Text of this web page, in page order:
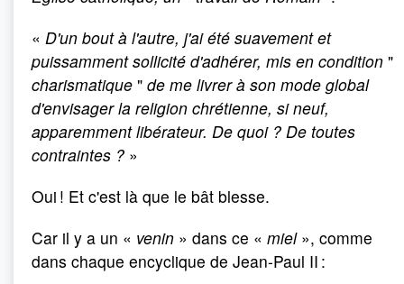
« D'un bout à l'autre, j'ai été suavement et
puissamment sollicité d'adhérer, mis en condition "
charismatique " de me livrer à son mode global
d'envisager la religion chrétienne, si neuf,
apparemment libérateur. De quoi ? De toutes
contraintes ? »
Oui ! Et c'est là que le bât blesse.
Car il y a un « venin » dans ce « miel», comme
dans chaque encyclique de Jean-Paul II :